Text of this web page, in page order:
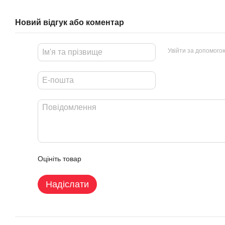
Новий відгук або коментар
Увійти за
Оцініть товар
Надіслати